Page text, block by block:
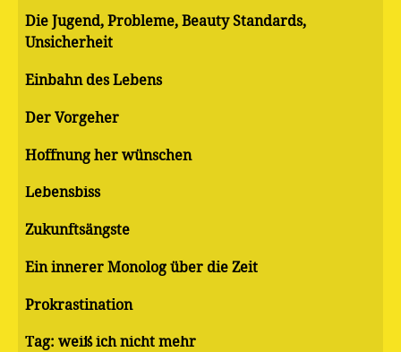
Die Jugend, Probleme, Beauty Standards,
Unsicherheit
Einbahn des Lebens
Der Vorgeher
Hoffnung her wünschen
Lebensbiss
Zukunftsängste
Ein innerer Monolog über die Zeit
Pro­kras­ti­na­ti­on
Tag: weiß ich nicht mehr